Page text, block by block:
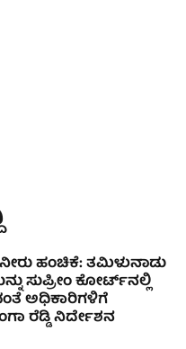
ಹಂಚಿಕೆ: ತಮಿಳುನಾಡು
ಸುಪ್ರೀಂ ಕೋರ್ಟ್‌ನಲ್ಲಿ
ಅಧಿಕಾರಿಗಳಿಗೆ
ರೆಡ್ಡಿ ನಿರ್ದೇಶನ